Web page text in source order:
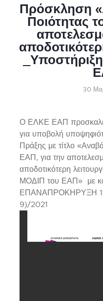
Πρόσκληση
Ποιότητας
30
Ο ΕΛΚΕ ΕΑΠ
για υποβολή
Πράξης με τίτλο
ΕΑΠ, για την
αποδοτικότερη
ΜΟΔΙΠ του ΕΑΠ» με
ΕΠΑΝΑΠΡΟΚΗΡΥΞΗ
9)/2021